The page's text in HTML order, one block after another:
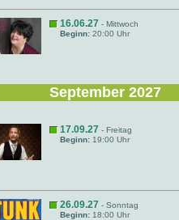
16.06.27 - Mittwoch
Beginn: 20:00 Uhr
September 2027
17.09.27 - Freitag
Beginn: 19:00 Uhr
26.09.27 - Sonntag
Beginn: 18:00 Uhr